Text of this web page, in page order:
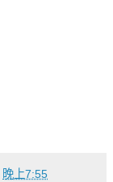
晚上7:55